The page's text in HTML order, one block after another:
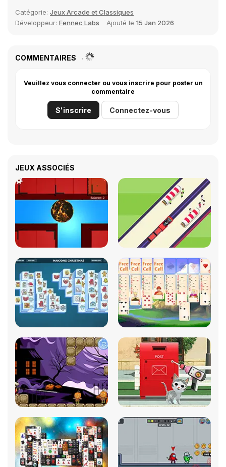
Catégorie: Jeux Arcade et Classiques
Développeur: Fennec Labs Ajouté le 15 Jan 2026
COMMENTAIRES
Veuillez vous connecter ou vous inscrire pour poster un
commentaire
S'inscrire Connectez-vous
JEUX ASSOCIÉS